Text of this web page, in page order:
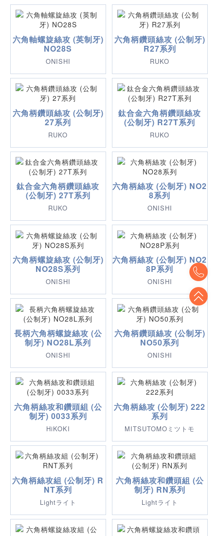
六角軸螺旋絲攻 (英制牙)
NO28S
ONISHI
六角柄鑽頭絲攻 (公制牙)
R27系列
RUKO
六角柄鑽頭絲攻 (公制牙)
27系列
RUKO
鈦合金六角柄鑽頭絲攻
(公制牙) R27T系列
RUKO
鈦合金六角柄鑽頭絲攻
(公制牙) 27T系列
RUKO
六角柄絲攻 (公制牙) NO2
8系列
ONISHI
六角柄螺旋絲攻 (公制牙)
NO28S系列
ONISHI
六角柄絲攻 (公制牙) NO2
8P系列
ONISHI
長柄六角柄螺旋絲攻 (公
制牙) NO28L系列
ONISHI
六角柄鑽頭絲攻 (公制牙)
NO50系列
ONISHI
六角柄絲攻和鑽頭組 (公
制牙) 0033系列
HiKOKI
六角柄絲攻 (公制牙) 222
系列
MITSUTOMOミツトモ
六角柄絲攻組 (公制牙) R
NT系列
Lightライト
六角柄絲攻和鑽頭組 (公
制牙) RN系列
Lightライト